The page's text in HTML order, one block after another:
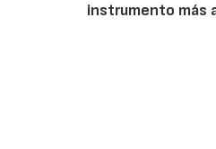
instrumento más